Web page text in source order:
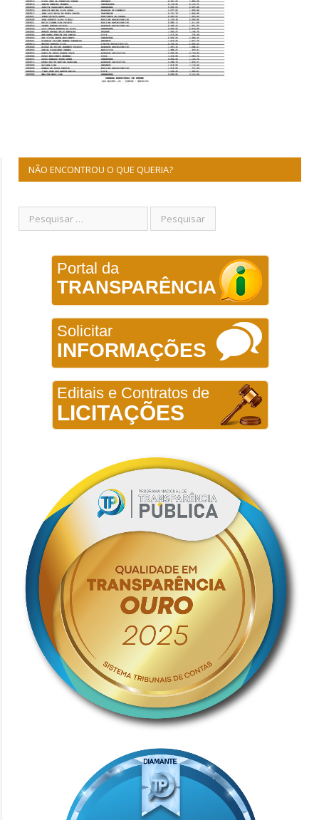
NÃO ENCONTROU O QUE QUERIA?
Portal da
TRANSPARÊNCIA
Solicitar
INFORMAÇÕES
Editais e Contratos de
LICITAÇÕES